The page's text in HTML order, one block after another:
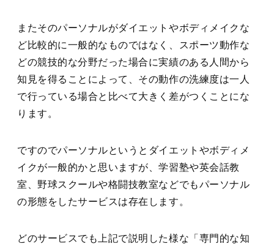
またそのパーソナルがダイエットやボディメイクな
ど比較的に一般的なものではなく、スポーツ動作な
どの競技的な分野だった場合に実績のある人間から
知見を得ることによって、その動作の洗練度は一人
で行っている場合と比べて大きく差がつくことにな
ります。
ですのでパーソナルというとダイエットやボディメ
イクが一般的かと思いますが、学習塾や英会話教
室、野球スクールや格闘技教室などでもパーソナル
の形態をしたサービスは存在します。
どのサービスでも上記で説明した様な「専門的な知